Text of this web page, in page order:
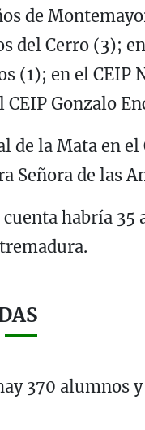
de
del Cerro (3);
(1); en el CEIP
Gonzalo
la Mata en el
Señora de las
habría 35
370 alumnos